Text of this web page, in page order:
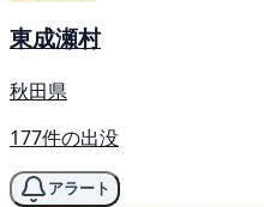
東成瀬村
秋田県
177件の出没
アラート